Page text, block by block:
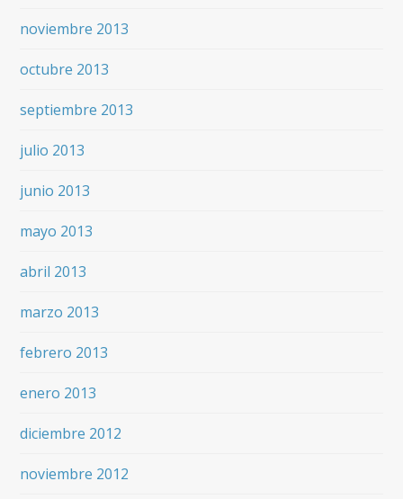
noviembre 2013
octubre 2013
septiembre 2013
julio 2013
junio 2013
mayo 2013
abril 2013
marzo 2013
febrero 2013
enero 2013
diciembre 2012
noviembre 2012